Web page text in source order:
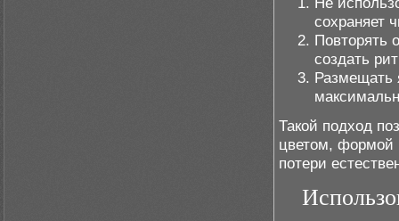
сохраняет
Повторять
создать
Размещать
Такой подход
цветом, формой
потери